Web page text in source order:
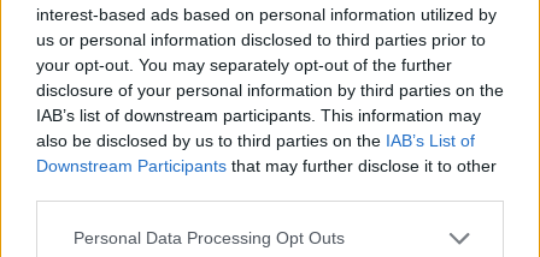
interest-based ads based on personal information utilized by
us or personal information disclosed to third parties prior to
your opt-out. You may separately opt-out of the further
disclosure of your personal information by third parties on the
IAB’s list of downstream participants. This information may
also be disclosed by us to third parties on the IAB’s List of
Downstream Participants that may further disclose it to other
Personal Data Processing Opt Outs
Classic Mantra
Riepilogo stagione
Titolare 1 - 3%
Squalificato 0 - 0